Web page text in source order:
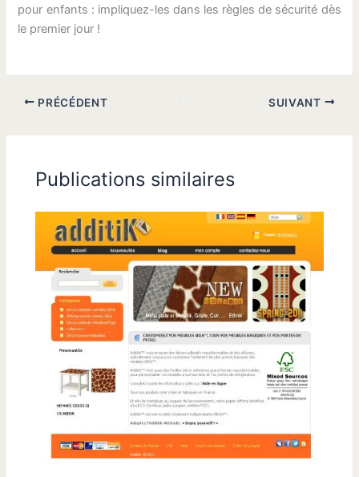
pour enfants : impliquez-les dans les règles de sécurité dès
le premier jour !
PRÉCÉDENT SUIVANT
Publications similaires